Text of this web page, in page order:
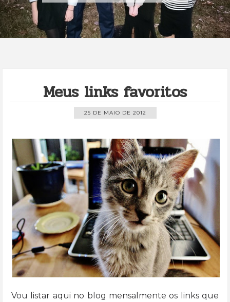
Meus links favoritos
25 DE MAIO DE 2012
Vou listar aqui no blog mensalmente os links que